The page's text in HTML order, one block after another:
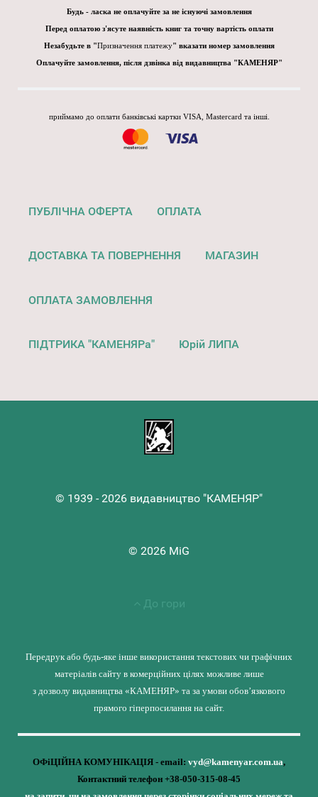
Будь - ласка не оплачуйте за не існуючі замовлення
Перед оплатою з'ясуте наявність книг та точну вартість оплати
Незабудьте в "Призначення платежу" вказати номер замовлення
Оплачуйте замовлення, після дзвінка від видавництва "КАМЕНЯР"
приймамо до оплати банківські картки VISA, Mastercard та інші.
ПУБЛІЧНА ОФЕРТА ОПЛАТА
ДОСТАВКА ТА ПОВЕРНЕННЯ МАГАЗИН
ОПЛАТА ЗАМОВЛЕННЯ
ПІДТРИКА "КАМЕНЯРа" Юрій ЛИПА
© 1939 - 2026 видавництво "КАМЕНЯР"
© 2026 MiG
До гори
Передрук або будь-яке інше використання текстових чи графічних
матеріалів сайту в комерційних цілях можливе лише
з дозволу видавництва «КАМЕНЯР» та за умови обов’язкового
прямого гіперпосилання на сайт.
ОФіЦІЙНА КОМУНІКАЦІЯ - email: vyd@kamenyar.com.ua,
Контактний телефон +38-050-315-08-45